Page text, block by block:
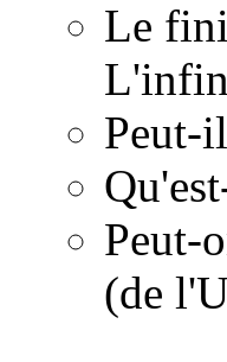
Le
Peut-
Peut-
(de